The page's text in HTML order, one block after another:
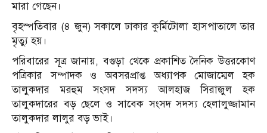
মারা গেছেন।
বৃহস্পতিবার (৪ জুন) সকালে ঢাকার কুর্মিটোলা হাসপাতালে তার
মৃত্যু হয়।
পরিবারের সূত্র জানায়, বগুড়া থেকে প্রকাশিত দৈনিক উত্তরকোণ
পত্রিকার সম্পাদক ও অবসরপ্রাপ্ত অধ্যাপক মোজাম্মেল হক
তালুকদার মরহুম সংসদ সদস্য আলহাজ সিরাজুল হক
তালুকদারের বড় ছেলে ও সাবেক সংসদ সদস্য হেলালুজ্জামান
তালুকদার লালুর বড় ভাই।